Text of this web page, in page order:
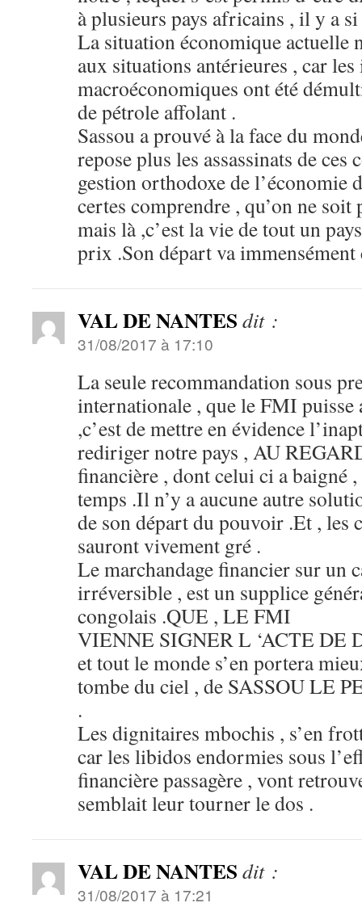
à plusieurs pays africains , il y a
La situation économique actuelle
aux situations antérieures , car
macroéconomiques ont été
de pétrole affolant .
Sassou a prouvé à la face du
repose plus les assassinats de
gestion orthodoxe de l’économie
certes comprendre , qu’on ne
mais là ,c’est la vie de tout un
prix .Son départ va immensément
VAL DE NANTES dit :
31/08/2017 à 17:10
La seule recommandation sous
internationale , que le FMI puisse
,c’est de mettre en évidence
rediriger notre pays , AU
financière , dont celui ci a baigné
temps .Il n’y a aucune autre
de son départ du pouvoir .Et , les
sauront vivement gré .
Le marchandage financier sur un
irréversible , est un supplice
congolais .QUE , LE FMI
VIENNE SIGNER L ‘ACTE DE
et tout le monde s’en portera
tombe du ciel , de SASSOU LE
.
Les dignitaires mbochis , s’en
car les libidos endormies sous
financière passagère , vont
semblait leur tourner le dos .
VAL DE NANTES dit :
31/08/2017 à 17:21